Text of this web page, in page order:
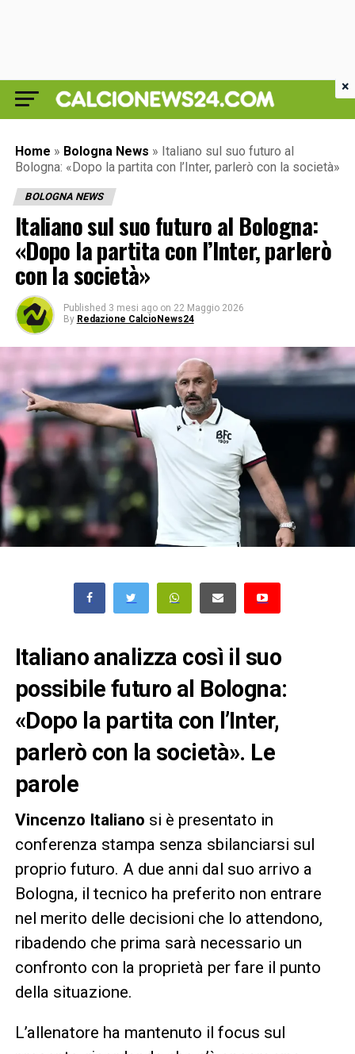
Home » Bologna News » Italiano sul suo futuro al
Bologna: «Dopo la partita con l’Inter, parlerò con la società»
BOLOGNA NEWS
Italiano sul suo futuro al Bologna:
«Dopo la partita con l’Inter, parlerò
con la società»
Published 3 mesi ago on 22 Maggio 2026
By Redazione CalcioNews24
Italiano analizza così il suo
possibile futuro al Bologna:
«Dopo la partita con l’Inter,
parlerò con la società». Le
parole
Vincenzo Italiano si è presentato in
conferenza stampa senza sbilanciarsi sul
proprio futuro. A due anni dal suo arrivo a
Bologna, il tecnico ha preferito non entrare
nel merito delle decisioni che lo attendono,
ribadendo che prima sarà necessario un
confronto con la proprietà per fare il punto
della situazione.
L’allenatore ha mantenuto il focus sul
×